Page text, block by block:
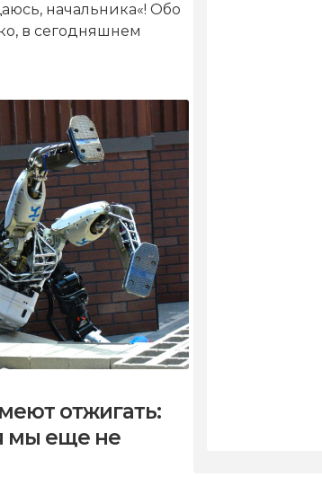
начальника«! Обо
в сегодняшнем
отжигать:
мы еще не